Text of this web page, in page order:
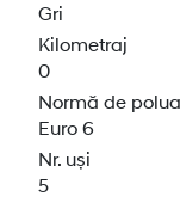
Gri
Kilometraj
0
Normă de
Euro 6
Nr. uși
5